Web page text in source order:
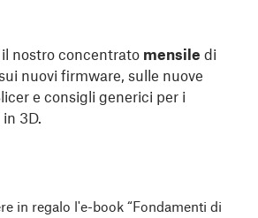
nostro concentrato mensile di
nuovi firmware, sulle nuove
e consigli generici per i
3D.
in regalo l'e-book “Fondamenti di